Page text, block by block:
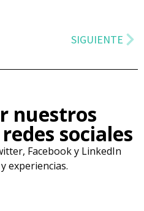
SIGUIENTE
nuestros
sociales
Facebook y LinkedIn
experiencias.